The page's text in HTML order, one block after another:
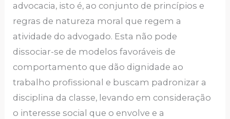
advocacia, isto é, ao conjunto de princípios e
regras de natureza moral que regem a
atividade do advogado. Esta não pode
dissociar-se de modelos favoráveis de
comportamento que dão dignidade ao
trabalho profissional e buscam padronizar a
disciplina da classe, levando em consideração
o interesse social que o envolve e a